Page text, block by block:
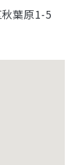
葉原1-5